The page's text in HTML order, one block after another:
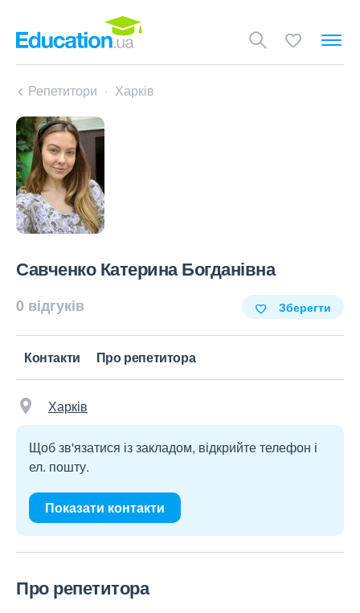
Репетитори Харків
Савченко Катерина Богданівна
0 відгуків Зберегти
Контакти Про репетитора
Харків
Щоб зв'язатися із закладом, відкрийте телефон і
ел. пошту.
Показати контакти
Про репетитора